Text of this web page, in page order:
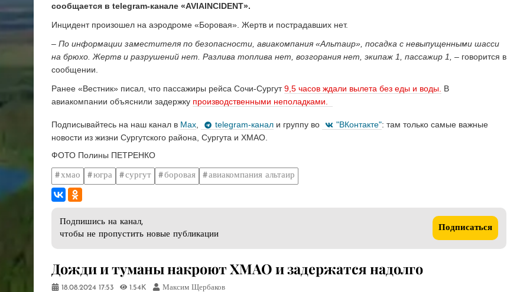
сообщается в telegram-канале «AVIAINCIDENT».
Инцидент произошел на аэродроме «Боровая». Жертв и пострадавших нет.
– По информации заместителя по безопасности, авиакомпания «Альтаир», посадка с невыпущенными шасси
на брюхо. Жертв и разрушений нет. Разлива топлива нет, возгорания нет, экипаж 1, пассажир 1,
– говорится в
сообщении.
Ранее «Вестник» писал, что пассажиры рейса Сочи-Сургут9,5 часов ждали вылета без еды и воды. В
авиакомпании объяснили задержку производственными неполадками.
Подписывайтесь на наш канал в Max, telegram-канал и группу во "ВКонтакте": там только самые важные
новости из жизни Сургутского района, Сургута и ХМАО.
ФОТО Полины ПЕТРЕНКО
хмао югра сургут боровая авиакомпания альтаир
Подпишись на канал,
чтобы не пропустить новые публикации
Подписаться
Дожди и туманы накроют ХМАО и задержатся надолго
18.08.2024 17:53 1.54K Максим Щербаков